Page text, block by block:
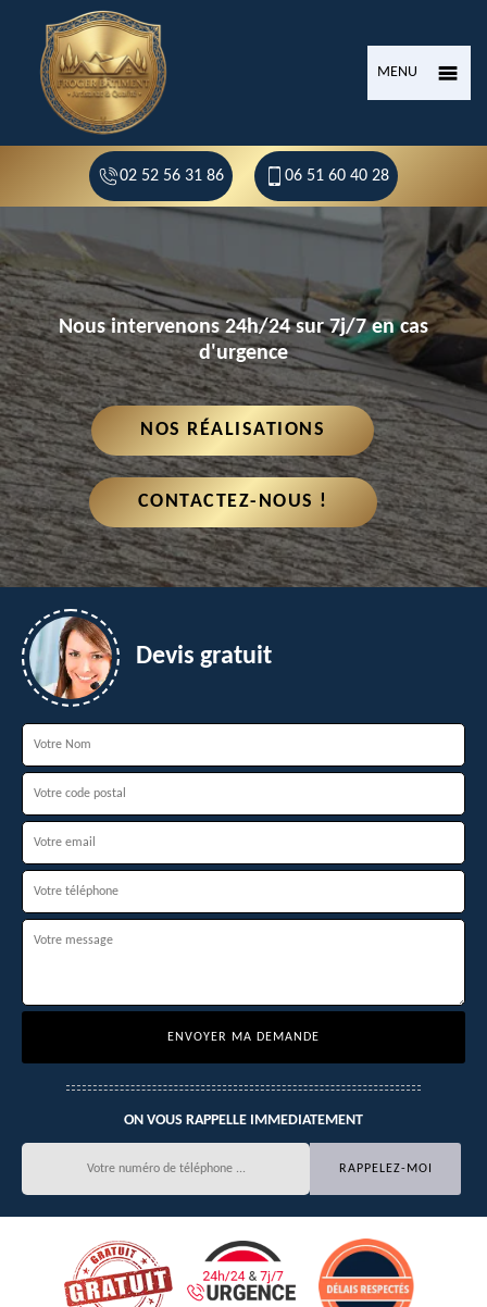
MENU
02 52 56 31 86 06 51 60 40 28
Nous intervenons 24h/24 sur 7j/7 en cas
d'urgence
NOS RÉALISATIONS
CONTACTEZ-NOUS !
Devis gratuit
ON VOUS RAPPELLE IMMEDIATEMENT